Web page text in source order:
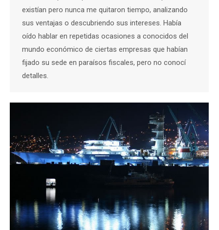
existían pero nunca me quitaron tiempo, analizando
sus ventajas o descubriendo sus intereses. Había
oído hablar en repetidas ocasiones a conocidos del
mundo económico de ciertas empresas que habían
fijado su sede en paraísos fiscales, pero no conocí
detalles.